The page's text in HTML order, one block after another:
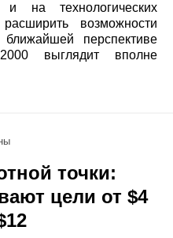
на технологических
возможности
перспективе
выглядит вполне
точки:
цели от $4